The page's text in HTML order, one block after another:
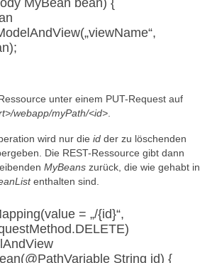
MyBean bean) {
unter einem PUT-Request auf
webapp/myPath/<id>
wird nur die id der zu löschenden
Die REST-Ressource gibt dann
MyBeans zurück, die wie gehabt in
enthalten sind.
= „/{id}“,
String id) {